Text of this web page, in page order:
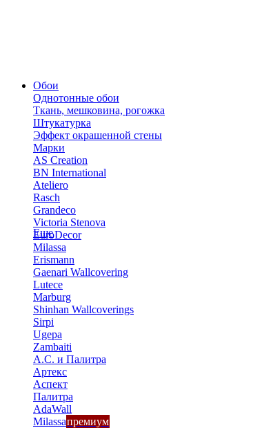
Обои
Однотонные обои
Ткань, мешковина, рогожка
Штукатурка
Эффект окрашенной стены
Марки
AS Creation
BN International
Ateliero
Rasch
Grandeco
Victoria Stenova
EuroDecor
Milassa
Erismann
Gaenari Wallcovering
Lutece
Marburg
Shinhan Wallcoverings
Sirpi
Ugepa
Zambaiti
А.С. и Палитра
Артекс
Аспект
Палитра
AdaWall
Milassaпремиум
Еще